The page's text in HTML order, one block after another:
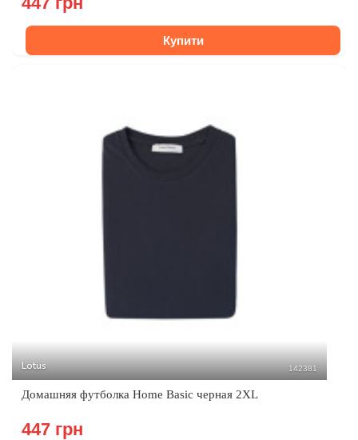
Купити
Lotus 142381
Домашняя футболка Home Basic черная 2XL
447 грн